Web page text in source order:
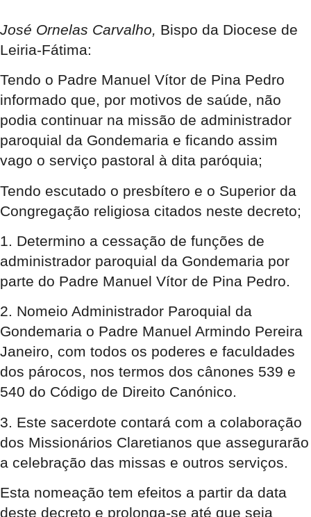
José Ornelas Carvalho, Bispo da Diocese de
Leiria-Fátima:
Tendo o Padre Manuel Vítor de Pina Pedro
informado que, por motivos de saúde, não
podia continuar na missão de administrador
paroquial da Gondemaria e ficando assim
vago o serviço pastoral à dita paróquia;
Tendo escutado o presbítero e o Superior da
Congregação religiosa citados neste decreto;
1. Determino a cessação de funções de
administrador paroquial da Gondemaria por
parte do Padre Manuel Vítor de Pina Pedro.
2. Nomeio Administrador Paroquial da
Gondemaria o Padre Manuel Armindo Pereira
Janeiro, com todos os poderes e faculdades
dos párocos, nos termos dos cânones 539 e
540 do Código de Direito Canónico.
3. Este sacerdote contará com a colaboração
dos Missionários Claretianos que assegurarão
a celebração das missas e outros serviços.
Esta nomeação tem efeitos a partir da data
deste decreto e prolonga-se até que seja